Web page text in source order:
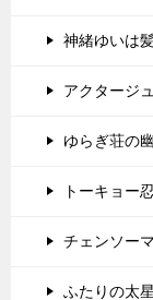
神緒ゆいは
アクタージュ
ゆらぎ荘の
トーキョー
チェンソー
ふたりの太星